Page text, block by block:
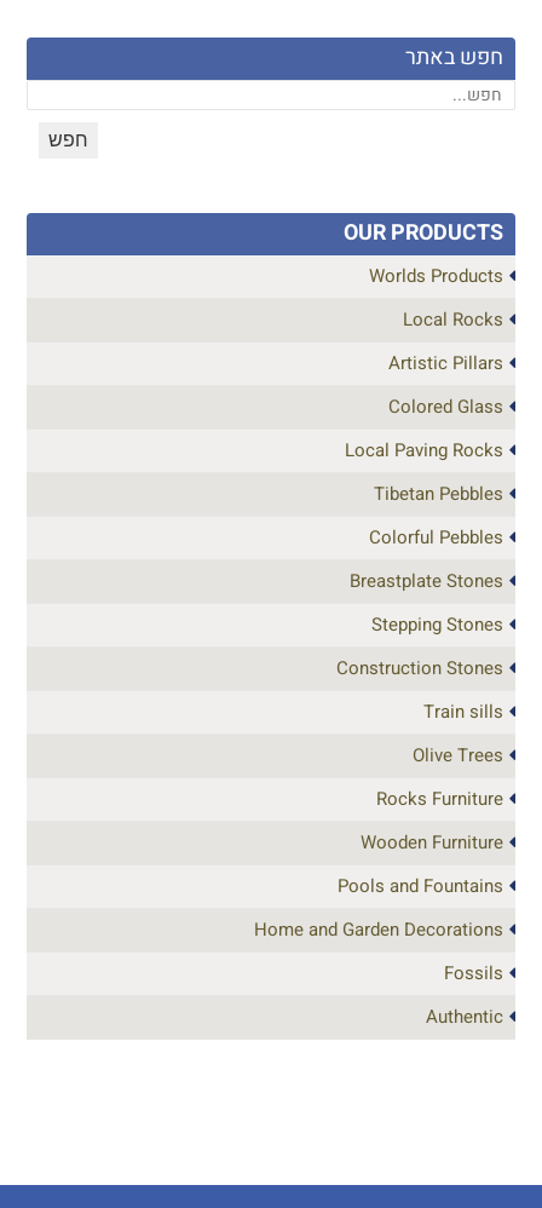
חפש באתר
OUR PRODUCTS
Worlds Products
Local Rocks
Artistic Pillars
Colored Glass
Local Paving Rocks
Tibetan Pebbles
Colorful Pebbles
Breastplate Stones
Stepping Stones
Construction Stones
Train sills
Olive Trees
Rocks Furniture
Wooden Furniture
Pools and Fountains
Home and Garden Decorations
Fossils
Authentic